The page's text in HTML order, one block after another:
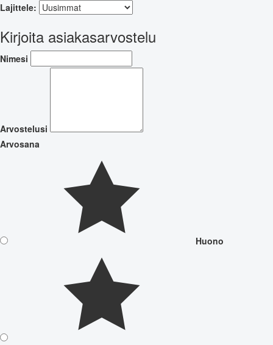
Lajittele:
Kirjoita asiakasarvostelu
Nimesi
Arvostelusi
Arvosana
Huono